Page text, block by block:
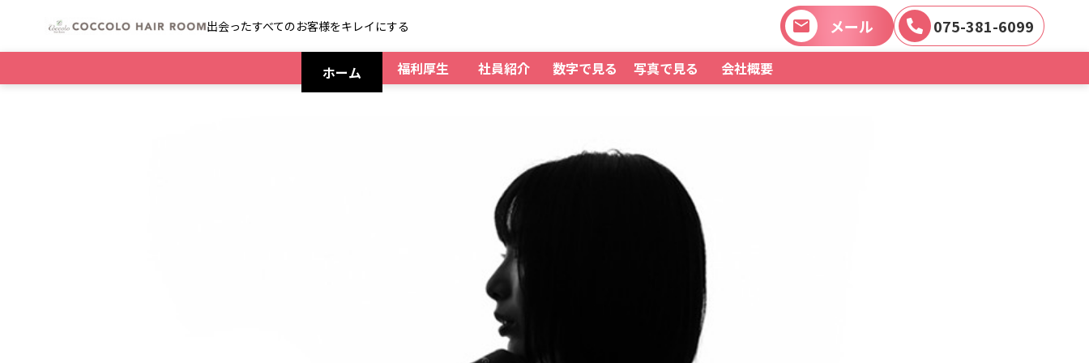
出会ったすべてのお客様をキレイにする メール 075-381-6099
ホーム 福利厚生 社員紹介 数字で見る 写真で見る 会社概要